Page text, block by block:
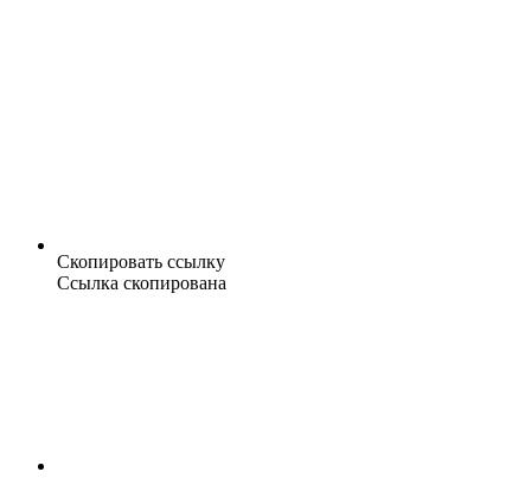
Скопировать ссылку
Ссылка скопирована